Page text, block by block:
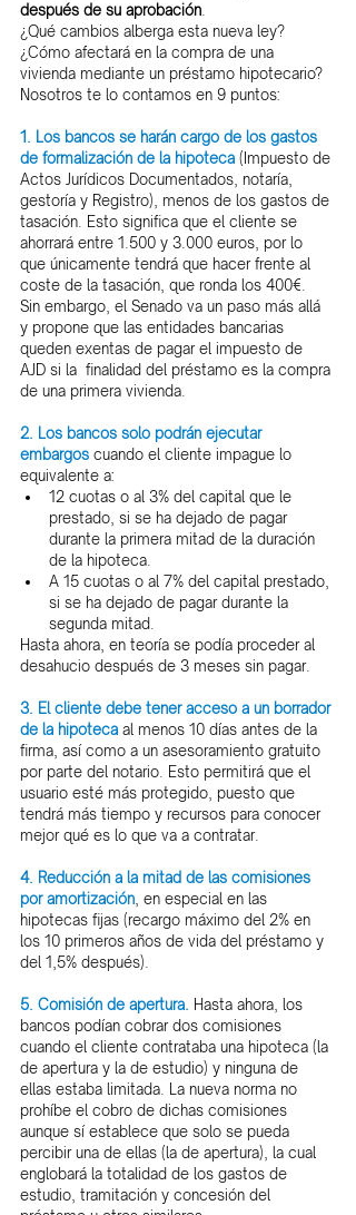
después de su aprobación.
¿Qué cambios alberga esta nueva ley?
¿Cómo afectará en la compra de una
vivienda mediante un préstamo hipotecario?
Nosotros te lo contamos en 9 puntos:
1. Los bancos se harán cargo de los gastos
de formalización de la hipoteca (Impuesto de
Actos Jurídicos Documentados, notaría,
gestoría y Registro), menos de los gastos de
tasación. Esto significa que el cliente se
ahorrará entre 1.500 y 3.000 euros, por lo
que únicamente tendrá que hacer frente al
coste de la tasación, que ronda los 400€.
Sin embargo, el Senado va un paso más allá
y propone que las entidades bancarias
queden exentas de pagar el impuesto de
AJD si la  finalidad del préstamo es la compra
de una primera vivienda.
2. Los bancos solo podrán ejecutar
embargos cuando el cliente impague lo
equivalente a:
12 cuotas o al 3% del capital que le
prestado, si se ha dejado de pagar
durante la primera mitad de la duración
de la hipoteca.
A 15 cuotas o al 7% del capital prestado,
si se ha dejado de pagar durante la
segunda mitad.
Hasta ahora, en teoría se podía proceder al
desahucio después de 3 meses sin pagar.
3. El cliente debe tener acceso a un borrador
de la hipoteca al menos 10 días antes de la
firma, así como a un asesoramiento gratuito
por parte del notario. Esto permitirá que el
usuario esté más protegido, puesto que
tendrá más tiempo y recursos para conocer
mejor qué es lo que va a contratar.
4. Reducción a la mitad de las comisiones
por amortización, en especial en las
hipotecas fijas (recargo máximo del 2% en
los 10 primeros años de vida del préstamo y
del 1,5% después).
5. Comisión de apertura. Hasta ahora, los
bancos podían cobrar dos comisiones
cuando el cliente contrataba una hipoteca (la
de apertura y la de estudio) y ninguna de
ellas estaba limitada. La nueva norma no
prohíbe el cobro de dichas comisiones
aunque sí establece que solo se pueda
percibir una de ellas (la de apertura), la cual
englobará la totalidad de los gastos de
estudio, tramitación y concesión del